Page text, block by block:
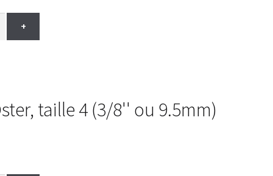
+
taille 4 (3/8'' ou 9.5mm)